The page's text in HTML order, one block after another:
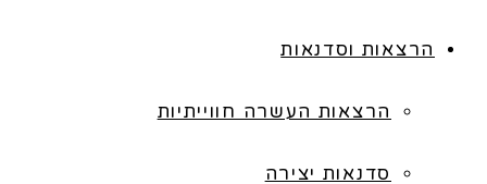
הרצאות וסדנאות
הרצאות העשרה חווייתיות
סדנאות יצירה